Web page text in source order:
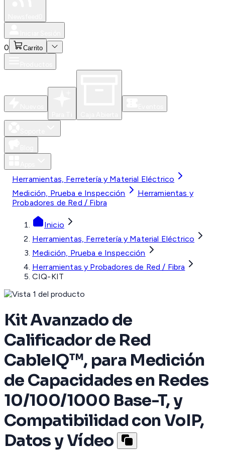
0 Carrito
Herramientas, Ferretería y Material Eléctrico
Medición, Prueba e Inspección
Herramientas y
Probadores de Red / Fibra
Inicio
Herramientas, Ferretería y Material Eléctrico
Medición, Prueba e Inspección
Herramientas y Probadores de Red / Fibra
CIQ-KIT
Kit Avanzado de
Calificador de Red
CableIQ™, para Medición
de Capacidades en Redes
10/100/1000 Base-T, y
Compatibilidad con VoIP,
Datos y Vídeo